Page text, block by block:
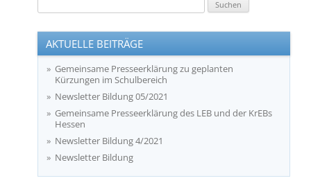
AKTUELLE BEITRÄGE
Gemeinsame Presseerklärung zu geplanten
Kürzungen im Schulbereich
Newsletter Bildung 05/2021
Gemeinsame Presseerklärung des LEB und der KrEBs
Hessen
Newsletter Bildung 4/2021
Newsletter Bildung